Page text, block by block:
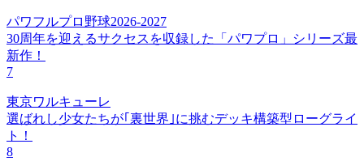
パワフルプロ野球2026-2027
30周年を迎えるサクセスを収録した「パワプロ」シリーズ最
新作！
7
東京ワルキューレ
選ばれし少女たちが｢裏世界｣に挑むデッキ構築型ローグライ
ト！
8